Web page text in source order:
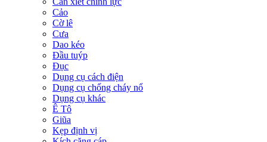
Cảo
Cờ lê
Cưa
Dao kéo
Đầu tuýp
Đục
Dụng cụ cách điện
Dụng cụ chống cháy nổ
Dụng cụ khác
Ê Tô
Giũa
Kẹp định vị